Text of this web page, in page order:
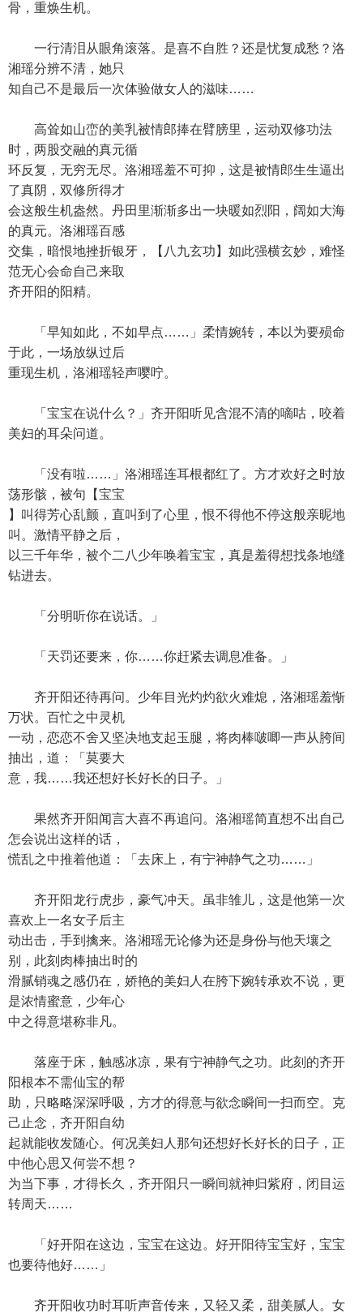
骨，重焕生机。
一行清泪从眼角滚落。是喜不自胜？还是忧复成愁？洛
湘瑶分辨不清，她只
知自己不是最后一次体验做女人的滋味……
高耸如山峦的美乳被情郎捧在臂膀里，运动双修功法
时，两股交融的真元循
环反复，无穷无尽。洛湘瑶羞不可抑，这是被情郎生生逼出
了真阴，双修所得才
会这般生机盎然。丹田里渐渐多出一块暖如烈阳，阔如大海
的真元。洛湘瑶百感
交集，暗恨地挫折银牙，【八九玄功】如此强横玄妙，难怪
范无心会命自己来取
齐开阳的阳精。
「早知如此，不如早点……」柔情婉转，本以为要殒命
于此，一场放纵过后
重现生机，洛湘瑶轻声嘤咛。
「宝宝在说什么？」齐开阳听见含混不清的嘀咕，咬着
美妇的耳朵问道。
「没有啦……」洛湘瑶连耳根都红了。方才欢好之时放
荡形骸，被句【宝宝
】叫得芳心乱颤，直叫到了心里，恨不得他不停这般亲昵地
叫。激情平静之后，
以三千年华，被个二八少年唤着宝宝，真是羞得想找条地缝
钻进去。
「分明听你在说话。」
「天罚还要来，你……你赶紧去调息准备。」
齐开阳还待再问。少年目光灼灼欲火难熄，洛湘瑶羞惭
万状。百忙之中灵机
一动，恋恋不舍又坚决地支起玉腿，将肉棒啵唧一声从胯间
抽出，道：「莫要大
意，我……我还想好长好长的日子。」
果然齐开阳闻言大喜不再追问。洛湘瑶简直想不出自己
怎会说出这样的话，
慌乱之中推着他道：「去床上，有宁神静气之功……」
齐开阳龙行虎步，豪气冲天。虽非雏儿，这是他第一次
喜欢上一名女子后主
动出击，手到擒来。洛湘瑶无论修为还是身份与他天壤之
别，此刻肉棒抽出时的
滑腻销魂之感仍在，娇艳的美妇人在胯下婉转承欢不说，更
是浓情蜜意，少年心
中之得意堪称非凡。
落座于床，触感冰凉，果有宁神静气之功。此刻的齐开
阳根本不需仙宝的帮
助，只略略深深呼吸，方才的得意与欲念瞬间一扫而空。克
己止念，齐开阳自幼
起就能收发随心。何况美妇人那句还想好长好长的日子，正
中他心思又何尝不想？
为当下事，才得长久，齐开阳只一瞬间就神归紫府，闭目运
转周天……
「好开阳在这边，宝宝在这边。好开阳待宝宝好，宝宝
也要待他好……」
齐开阳收功时耳听声音传来，又轻又柔，甜美腻人。女